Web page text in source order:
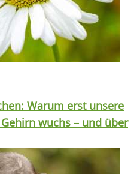
Warum erst unsere
wuchs – und über